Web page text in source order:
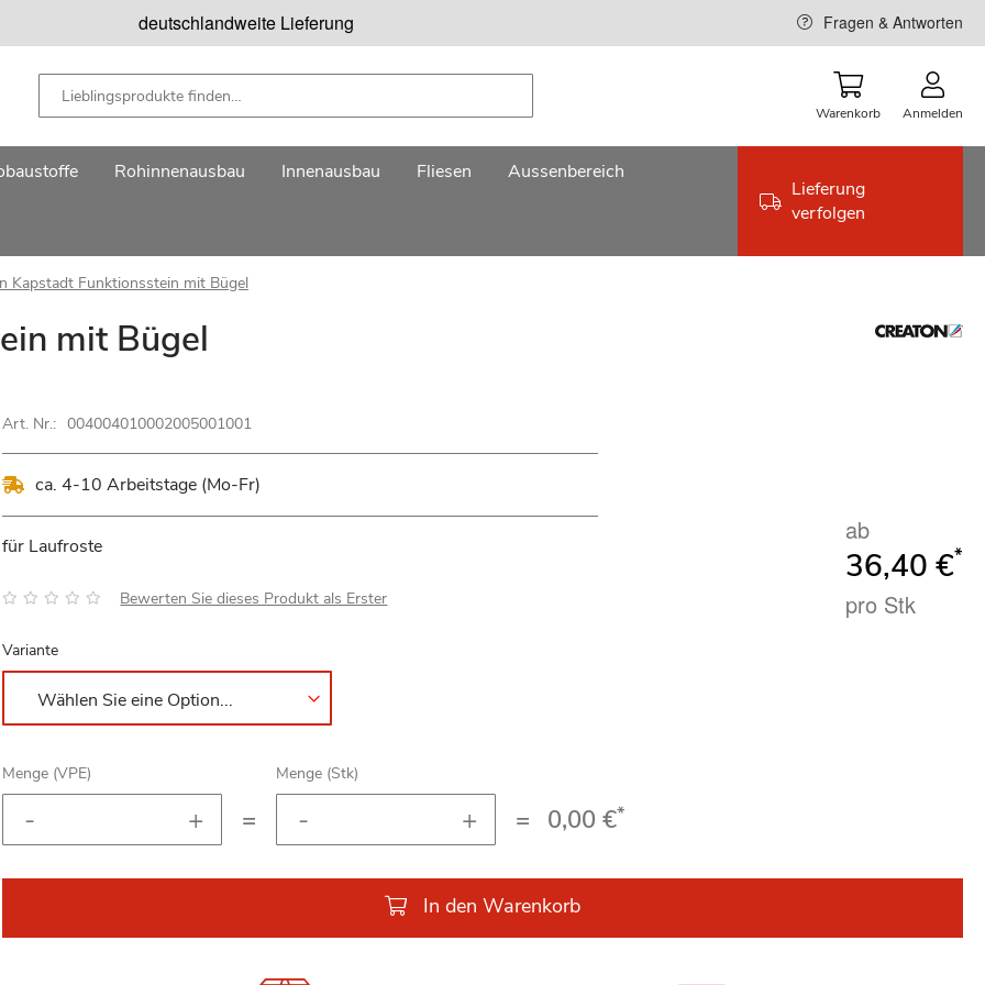
deutschlandweite Lieferung Fragen & Antworten
Warenkorb Anmelden
Rohinnenausbau Innenausbau Fliesen Aussenbereich
Lieferung
verfolgen
Kapstadt Funktionsstein mit Bügel
mit Bügel
Art. Nr.: 004004010002005001001
ca. 4-10 Arbeitstage (Mo-Fr)
für Laufroste
Bewertung: Bewerten Sie dieses Produkt als Erster
ab
36,40 €*
pro Stk
Variante
Menge (VPE)
=
Menge (Stk)
= 0,00 €*
In den Warenkorb